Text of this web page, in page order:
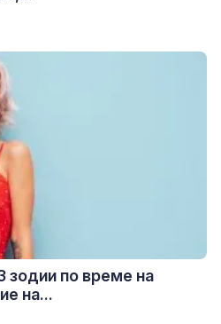
зодии по време на
на...